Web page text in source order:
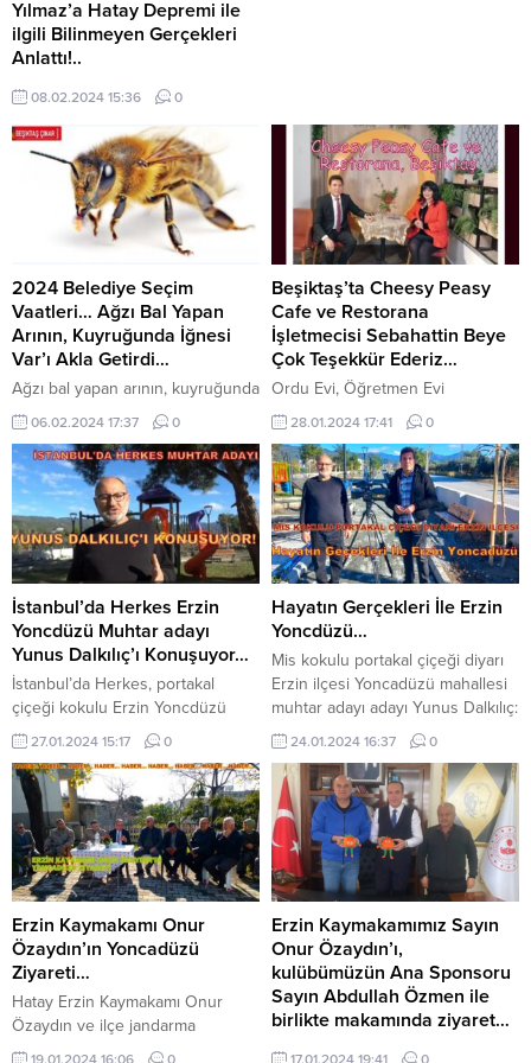
Yılmaz’a Hatay Depremi ile
ilgili Bilinmeyen Gerçekleri
Anlattı!..
Deprem uzmanı Prof. Dr. Şükrü
Ersoy, Gazeteci-Yazar Ertan
Yılmaz’a Hatay Depremi ile ilgili
Bilinmeyen Gerçekleri Anlattı!
Hatay Erzin ilçe çevresindeki
dağların rolü büyük oldu. Erzin
ilçesinde bir tek ev yıkılmadı, bir
tek insanın burnu kanamadı.
Halkımıza çok büyük geçmiş
olsun..
08.02.2024 15:36 0
2024 Belediye Seçim
Vaatleri… Ağzı Bal Yapan
Arının, Kuyruğunda İğnesi
Var’ı Akla Getirdi…
Ağzı bal yapan arının, kuyruğunda
iğnesi var Atasözü ve anlamı Ağzı
bal yapan arının, kuyruğunda
iğnesi var atasözünün anlamı ve
açıklaması, Her yüzüne güleni ve
sana iyi davrananı dostun sanma,
her söylenen sözü de doğru
sanma. İnsanları aldatmak
isteyenler her zaman tatlı dil ve
güler yüz kullanırlar. Fırsatını
bulduklarında da...
06.02.2024 17:37 0
Beşiktaş’ta Cheesy Peasy
Cafe ve Restorana
İşletmecisi Sebahattin Beye
Çok Teşekkür Ederiz…
Ordu Evi, Öğretmen Evi
Sahnelerin Sevilen Türk Sanat
Müziği Solisti Hürriyet Akbaba ile
Beşiktaş Çınar’ın Röportajı… Ertan
Yılmaz, Hayatın gerçekleri
Programında gazete röportajı ve
Tv söyleşisi ile seçkin konuklarını
Cheesy Peasy Cafe ve Restorana
‘ta ağırlamaya devam ediyor…
Beşiktaş’ta Peasy Cafe ve
Restorana İşletmecisi Sebahattin
Beye, Beşiktaş Çınar Gazetesi-
Tv’sine bu...
28.01.2024 17:41 0
İstanbul’da Herkes Erzin
Yoncdüzü Muhtar adayı
Yunus Dalkılıç’ı Konuşuyor…
İstanbul’da Herkes, portakal
çiçeği kokulu Erzin Yoncdüzü
Muhtar adayı Yunus Dalkılıç’ı
konuşuyor… Dalkılıç, 2024 yılı
Mandalina yetiştiricilerinin; gözü,
kulağı ve sesi oldu diyorlar…
Çaresizliğini, sahipsizliğini ve
dertlerini en iyi dile getirdiğini ve
ifade ettiğini konuşuyorlar… Çok
şaşırtışı çünkü Dalkılıç, sadece
mahalle muhtar adayı ve bir çifçi…
İstanbul’da bir çok insan...
27.01.2024 15:17 0
Hayatın Gerçekleri İle Erzin
Yoncdüzü…
Mis kokulu portakal çiçeği diyarı
Erzin ilçesi Yoncadüzü mahallesi
muhtar adayı adayı Yunus Dalkılıç:
Beşiktaş Çınar Gazetesi-Tv ‘de
Hayatın Gerçekleri programında
Ertan Yılmaz ile sizlerle… Ayrıca
buradan izleyebiliriz. Romanda
geçen park ve kahramanının
heykeli… Hatay Erzin Yoncdüzü
mahallesi parkı… Ayşegül’ün İki
Yüzü) Çizgi Resimli Romanının
Çukurova’da yaşamış 5 kahramanı
ve...
24.01.2024 16:37 0
Erzin Kaymakamı Onur
Özaydın’ın Yoncadüzü
Ziyareti…
Hatay Erzin Kaymakamı Onur
Özaydın ve ilçe jandarma
komutanı üsteğmen Harun
19.01.2024 16:06 0
Erzin Kaymakamımız Sayın
Onur Özaydın’ı,
kulübümüzün Ana Sponsoru
Sayın Abdullah Özmen ile
birlikte makamında ziyaret…
Erzin Kaymakamımız Sayın Onur
17.01.2024 19:41 0